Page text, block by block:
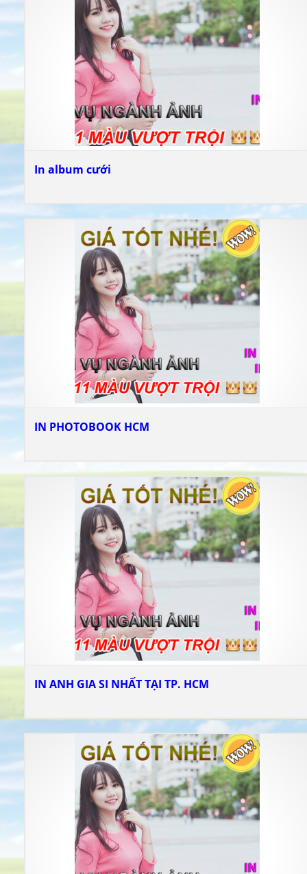
In album cưới
IN PHOTOBOOK HCM
IN ANH GIA SI NHẤT TẠI TP. HCM